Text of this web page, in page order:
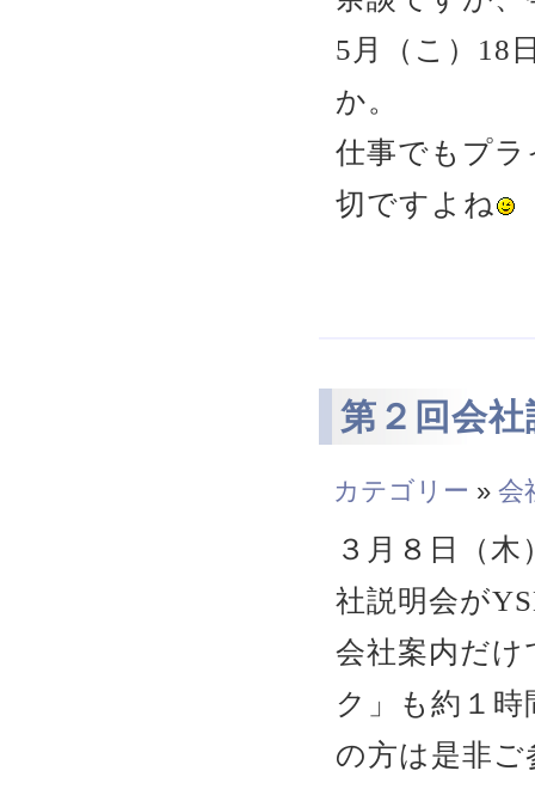
5月（こ）18
か。
仕事でもプ
切ですよね
第２回会
カテゴリー » 会
３月８日（
社説明会が
会社案内だ
ク」も約１
の方は是非